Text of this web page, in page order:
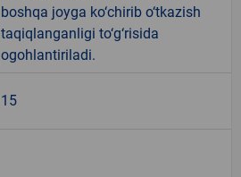
boshqa joyga ko‘chirib o‘tkazish
taqiqlanganligi to‘g‘risida
ogohlantiriladi.
15